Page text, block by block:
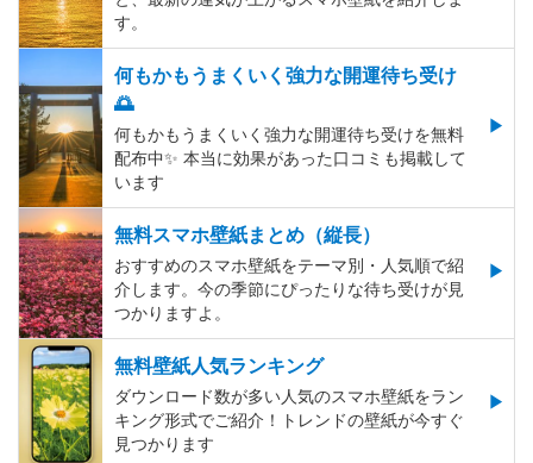
す。
何もかもうまくいく強力な開運待ち受け
🌅
何もかもうまくいく強力な開運待ち受けを無料
配布中✨️ 本当に効果があった口コミも掲載して
います
無料スマホ壁紙まとめ（縦長）
おすすめのスマホ壁紙をテーマ別・人気順で紹
介します。今の季節にぴったりな待ち受けが見
つかりますよ。
無料壁紙人気ランキング
ダウンロード数が多い人気のスマホ壁紙をラン
キング形式でご紹介！トレンドの壁紙が今すぐ
見つかります